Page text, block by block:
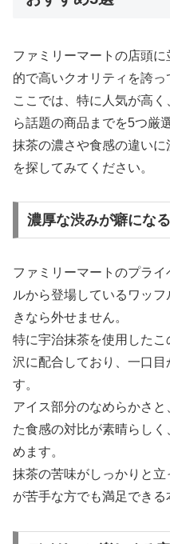
ファミリーマートの店頭
的で高いクオリティを誇っ
ここでは、特に人気が高
ら話題の商品までを5つ厳
抹茶の濃さや食感の違い
を探してみてください。
濃厚な渋みが癖にな
ファミリーマートのプラ
ルから登場しているワッ
きなら外せません。
特に宇治抹茶を使用した
沢に配合しており、一口
す。
アイス部分のなめらかさ
た食感の対比が素晴らし
めます。
抹茶の苦味がしっかりと
が苦手な方でも満足できる